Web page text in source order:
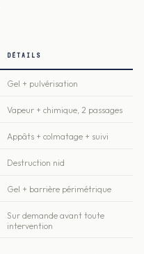
DÉTAILS
Gel + pulvérisation
Vapeur + chimique, 2 passages
Appâts + colmatage + suivi
Destruction nid
Gel + barrière périmétrique
Sur demande avant toute
intervention